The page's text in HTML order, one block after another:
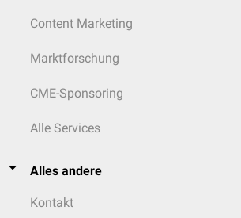
Content Marketing
Marktforschung
CME-Sponsoring
Alle Services
Alles andere
Kontakt